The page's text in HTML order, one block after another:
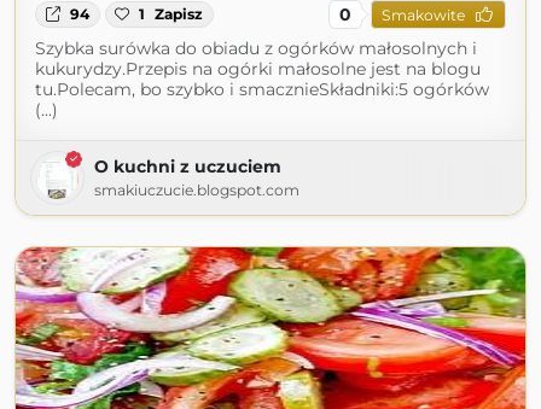
94 1 Zapisz 0 Smakowite
Szybka surówka do obiadu z ogórków małosolnych i
kukurydzy.Przepis na ogórki małosolne jest na blogu
tu.Polecam, bo szybko i smacznieSkładniki:5 ogórków
(...)
O kuchni z uczuciem
smakiuczucie.blogspot.com